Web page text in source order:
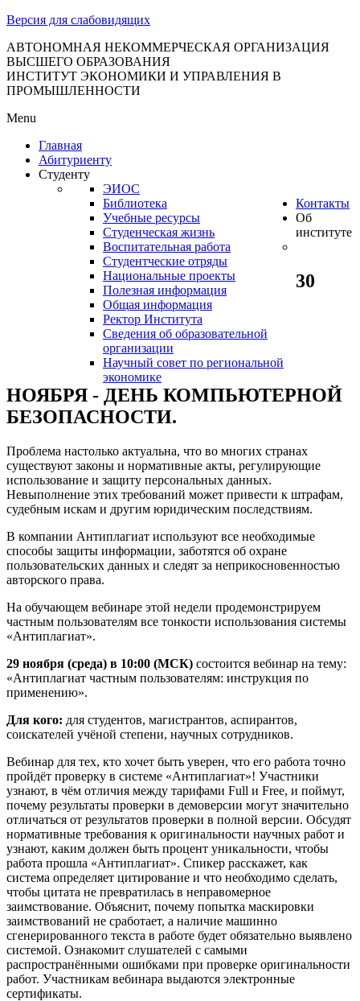
Версия для слабовидящих
АВТОНОМНАЯ НЕКОММЕРЧЕСКАЯ ОРГАНИЗАЦИЯ
ВЫСШЕГО ОБРАЗОВАНИЯ
ИНСТИТУТ ЭКОНОМИКИ И УПРАВЛЕНИЯ В
ПРОМЫШЛЕННОСТИ
Menu
Главная
Абитуриенту
Студенту
ЭИОС
Библиотека
Учебные ресурсы
Студенческая жизнь
Воспитательная работа
Студентческие отряды
Национальные проекты
Полезная информация
Контакты
Об
институте
Общая информация
Ректор Института
Сведения об образовательной
организации
Научный совет по региональной
экономике
30
НОЯБРЯ - ДЕНЬ КОМПЬЮТЕРНОЙ
БЕЗОПАСНОСТИ.
Проблема настолько актуальна, что во многих странах
существуют законы и нормативные акты, регулирующие
использование и защиту персональных данных.
Невыполнение этих требований может привести к штрафам,
судебным искам и другим юридическим последствиям.
В компании Антиплагиат используют все необходимые
способы защиты информации, заботятся об охране
пользовательских данных и следят за неприкосновенностью
авторского права.
На обучающем вебинаре этой недели продемонстрируем
частным пользователям все тонкости использования системы
«Антиплагиат».
29 ноября (среда) в 10:00 (МСК) состоится вебинар на тему:
«Антиплагиат частным пользователям: инструкция по
применению».
Для кого: для студентов, магистрантов, аспирантов,
соискателей учёной степени, научных сотрудников.
Вебинар для тех, кто хочет быть уверен, что его работа точно
пройдёт проверку в системе «Антиплагиат»! Участники
узнают, в чём отличия между тарифами Full и Free, и поймут,
почему результаты проверки в демоверсии могут значительно
отличаться от результатов проверки в полной версии. Обсудят
нормативные требования к оригинальности научных работ и
узнают, каким должен быть процент уникальности, чтобы
работа прошла «Антиплагиат». Спикер расскажет, как
система определяет цитирование и что необходимо сделать,
чтобы цитата не превратилась в неправомерное
заимствование. Объяснит, почему попытка маскировки
заимствований не сработает, а наличие машинно
сгенерированного текста в работе будет обязательно выявлено
системой. Ознакомит слушателей с самыми
распространёнными ошибками при проверке оригинальности
работ. Участникам вебинара выдаются электронные
сертификаты.